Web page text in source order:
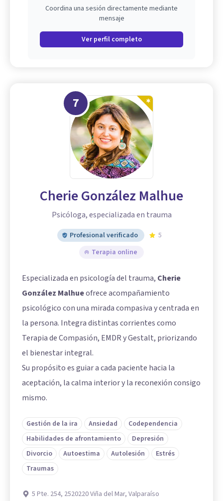
Coordina una sesión directamente mediante
mensaje
Ver perfil completo
7
Cherie González Malhue
Psicóloga, especializada en trauma
Profesional verificado
5
Terapia online
Especializada en psicología del trauma, Cherie
González Malhueofrece acompañamiento
psicológico con una mirada compasiva y centrada en
la persona. Integra distintas corrientes como
Terapia de Compasión, EMDR y Gestalt, priorizando
el bienestar integral.
Su propósito es guiar a cada paciente hacia la
aceptación, la calma interior y la reconexión consigo
mismo.
Gestión de la ira Ansiedad
Codependencia
Habilidades de afrontamiento
Depresión
Divorcio
Autoestima Autolesión
Estrés
Traumas
5 Pte. 254, 2520220 Viña del Mar, Valparaíso